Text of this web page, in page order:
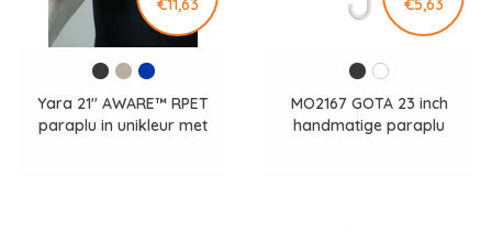
€11,63
Yara 21" AWARE™ RPET
paraplu in unikleur met
€5,63
MO2167 GOTA 23 inch
handmatige paraplu